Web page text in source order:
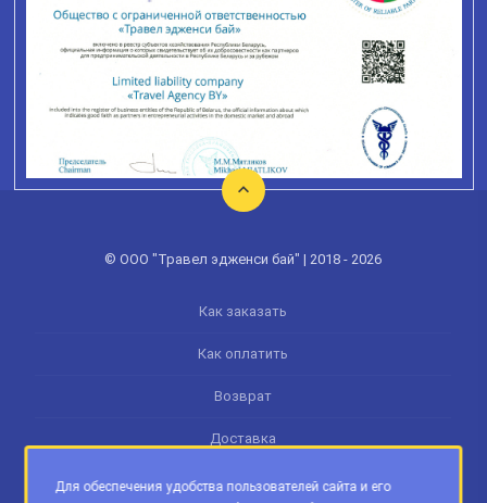
Для обеспечения удобства пользователей сайта и его
© ООО "Травел эдженси бай" | 2018 - 2026
Как заказать
Как оплатить
Возврат
Доставка
Памятка туриста